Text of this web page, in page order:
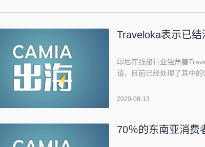
Traveloka表示已
印尼在线旅行业独角兽
请，目前已经处理了其中
资者。Willson Cuaca指出
2020-08-13
70％的东南亚消费